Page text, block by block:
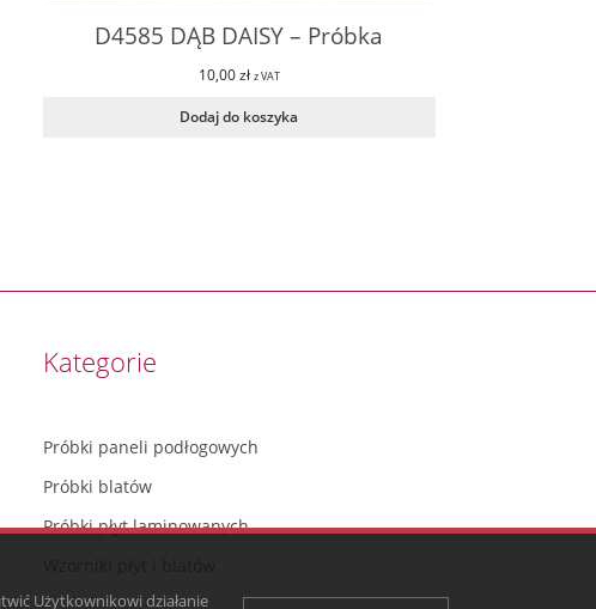
D4585 DĄB DAISY – Próbka
10,00zł z VAT
Dodaj do koszyka
Kategorie
Próbki paneli podłogowych
Próbki blatów
Próbki płyt laminowanych
Użytkownikowi działanie